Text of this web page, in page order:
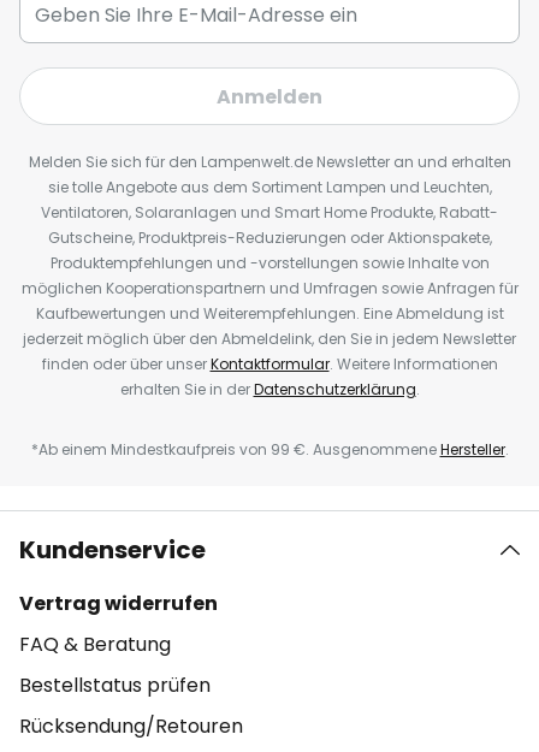
Anmelden
Melden Sie sich für den Lampenwelt.de Newsletter an und erhalten
sie tolle Angebote aus dem Sortiment Lampen und Leuchten,
Ventilatoren, Solaranlagen und Smart Home Produkte, Rabatt-
Gutscheine, Produktpreis-Reduzierungen oder Aktionspakete,
Produktempfehlungen und -vorstellungen sowie Inhalte von
möglichen Kooperationspartnern und Umfragen sowie Anfragen für
Kaufbewertungen und Weiterempfehlungen. Eine Abmeldung ist
jederzeit möglich über den Abmeldelink, den Sie in jedem Newsletter
finden oder über unserKontaktformular. Weitere Informationen
erhalten Sie in derDatenschutzerklärung.
*Ab einem Mindestkaufpreis von 99 €. AusgenommeneHersteller.
Kundenservice
Vertrag widerrufen
FAQ & Beratung
Bestellstatus prüfen
Rücksendung/Retouren